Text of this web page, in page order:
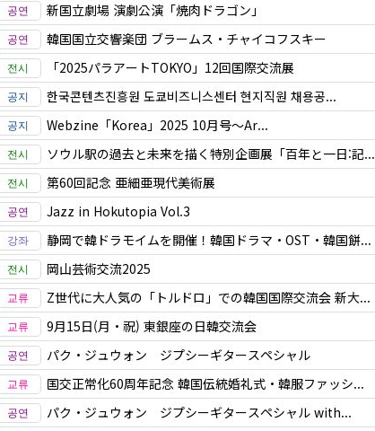
新国立劇場 演劇公演「焼肉ドラゴン」
韓国国立交響楽団 ブラームス・チャイコフスキー
「2025パラアートTOKYO」12回国際交流展
한국콘텐츠진흥원 도쿄비즈니스센터 현지직원 채용공...
Webzine「Korea」2025 10月号～Ar...
ソウル駅の過去と未来を描く特別企画展「百年と一日:記...
第60回記念 亜細亜現代美術展
Jazz in Hokutopia Vol.3
静岡で韓ドラモイムを開催！韓国ドラマ・OST・韓国餅...
岡山芸術交流2025
Z世代に大人気の「トルドロ」での韓国国際交流会 新大...
9月15日(月・祝) 東銀座の日韓交流会
パク・ジュウォン ジプシーギタースペシャル
国交正常化60周年記念 韓国伝統婚礼式・韓服ファッシ...
パク・ジュウォン ジプシーギタースペシャル with...